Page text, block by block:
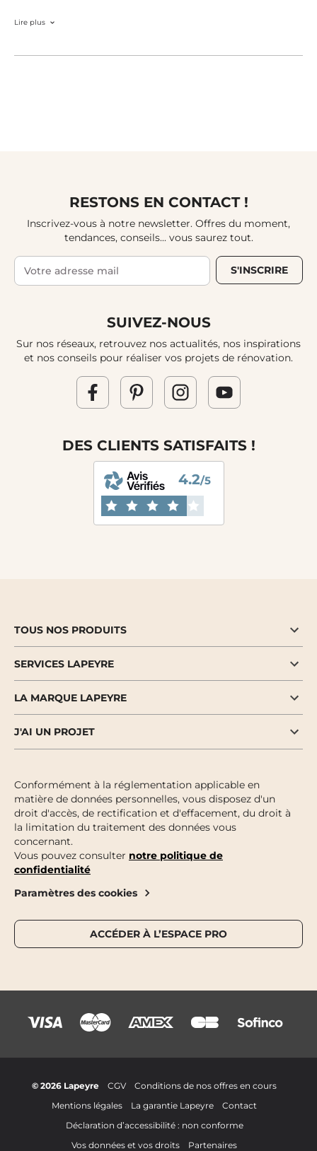
Lire plus
RESTONS EN CONTACT !
Inscrivez-vous à notre newsletter. Offres du moment,
tendances, conseils... vous saurez tout.
S'INSCRIRE
SUIVEZ-NOUS
Sur nos réseaux, retrouvez nos actualités, nos inspirations
et nos conseils pour réaliser vos projets de rénovation.
DES CLIENTS SATISFAITS !
4.2/5
TOUS NOS PRODUITS
SERVICES LAPEYRE
LA MARQUE LAPEYRE
J'AI UN PROJET
Conformément à la réglementation applicable en
matière de données personnelles, vous disposez d'un
droit d'accès, de rectification et d'effacement, du droit à
la limitation du traitement des données vous
concernant.
Vous pouvez consulter notre politique de
confidentialité
Paramètres des cookies
ACCÉDER À L’ESPACE PRO
© 2026 Lapeyre CGV
Conditions de nos offres en cours
Mentions légales
La garantie Lapeyre
Contact
Déclaration d’accessibilité : non conforme
Vos données et vos droits
Partenaires